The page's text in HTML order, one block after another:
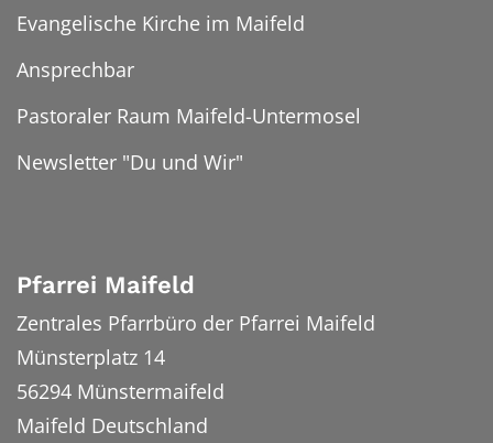
Evangelische Kirche im Maifeld
Ansprechbar
Pastoraler Raum Maifeld-Untermosel
Newsletter "Du und Wir"
Pfarrei Maifeld
Zentrales Pfarrbüro der Pfarrei Maifeld
Münsterplatz 14
56294 Münstermaifeld
Maifeld Deutschland